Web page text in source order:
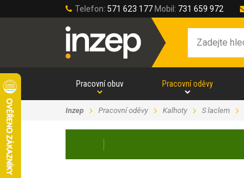
Telefon: 571 623 177 Mobil: 731 659 972
Pracovní obuv Pracovní oděvy
Inzep Pracovní oděvy Kalhoty S laclem